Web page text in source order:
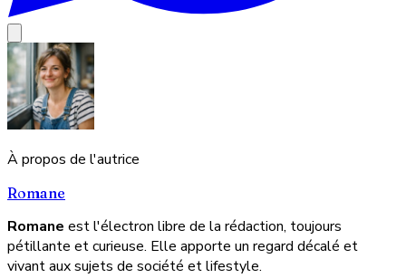
À propos de l'autrice
Romane
Romane est l'électron libre de la rédaction, toujours
pétillante et curieuse. Elle apporte un regard décalé et
vivant aux sujets de société et lifestyle.